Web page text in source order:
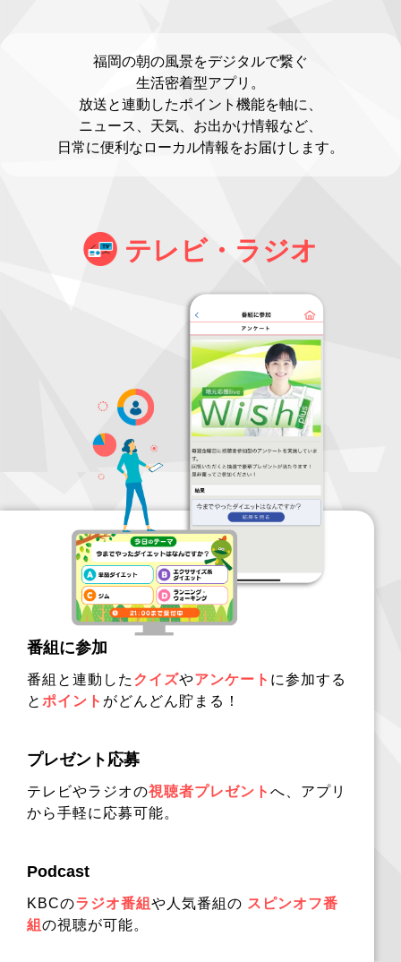
福岡の朝の風景をデジタルで繋ぐ
生活密着型アプリ。
放送と連動したポイント機能を軸に、
ニュース、天気、お出かけ情報など、
日常に便利なローカル情報をお届けします。
テレビ・ラジオ
番組に参加
番組と連動した クイズやアンケート に参加する
と ポイント がどんどん貯まる！
プレゼント応募
テレビやラジオの視聴者プレゼント へ、アプリ
から手軽に応募可能。
Podcast
KBCのラジオ番組 や人気番組の スピンオフ番
組 の視聴が可能。